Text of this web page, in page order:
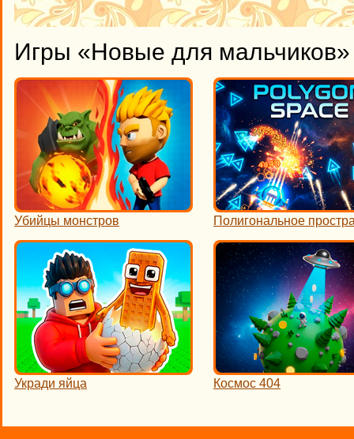
Игры «Новые для мальчиков»
Убийцы монстров Полигональное
Укради яйца Космос 404